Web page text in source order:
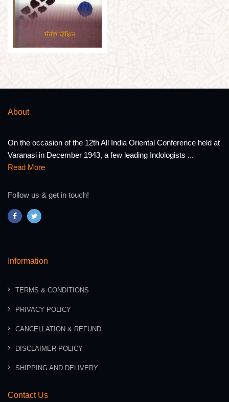
About
On the occasion of the 12th All India Oriental Conference held at
Varanasi in December 1943, a few leading Indologists ...
Read More
Follow us & get in touch!
Information
TERMS & CONDITIONS
PRIVACY POLICY
CANCELLATION & REFUND
DISCLAIMER POLICY
SHIPPING AND DELIVERY
Contact Us